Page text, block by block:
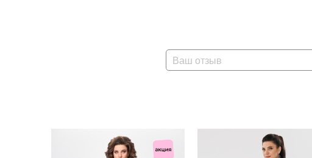
Ваш отзыв